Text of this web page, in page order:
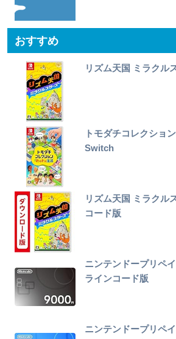
おすすめ
リズム天国 ミラクル
トモダチコレクショ
Switch
リズム天国 ミラクル
コード版
ニンテンドープリペ
ラインコード版
ニンテンドープリペ